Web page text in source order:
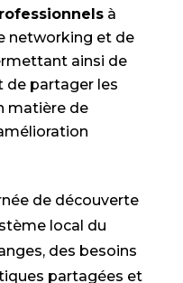
à
networking et de
ainsi de
de partager les
matière de
de découverte
local du
des besoins
partagées et